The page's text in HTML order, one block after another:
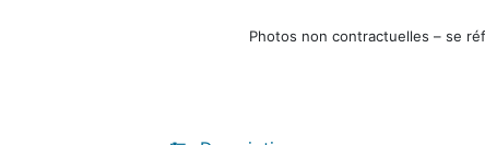
Photos non contractuelles – se